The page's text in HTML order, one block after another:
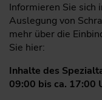
Informieren Sie
Auslegung von
mehr über die
Sie hier:
Inhalte des
09:00 bis ca. 17:00